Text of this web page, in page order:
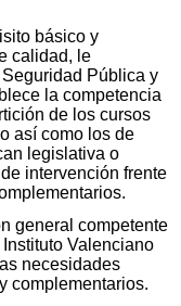
básico y
calidad, le
Pública y
la competencia
de los cursos
así como los de
legislativa o
intervención frente
general competente
Valenciano
necesidades
complementarios.